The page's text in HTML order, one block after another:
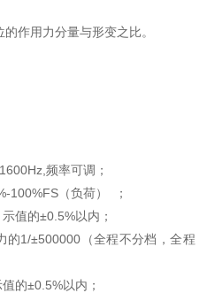
作用力分量与形变之比。
频率可调；
（负荷） ；
值的±0.5%以内；
1/±500000（全程不分档，全程
的±0.5%以内；